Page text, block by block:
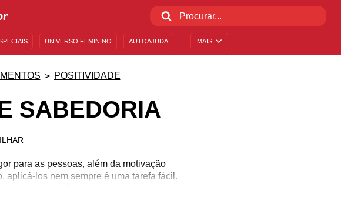
MAIS
UNIVERSO FEMININO AUTOAJUDA
POSITIVIDADE
SABEDORIA
para as pessoas, além da motivação
aplicá-los nem sempre é uma tarefa fácil.
(a) e mais sábio (a) ao falar e agir. Leia